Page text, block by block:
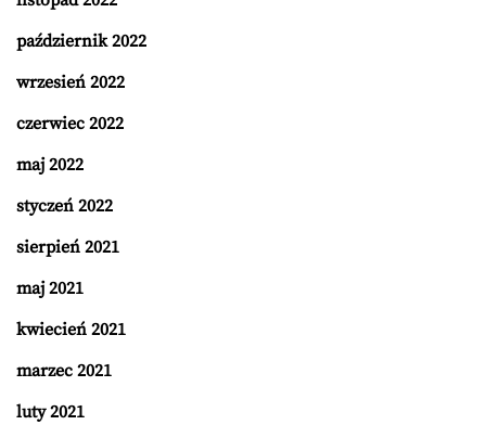
październik 2022
wrzesień 2022
czerwiec 2022
maj 2022
styczeń 2022
sierpień 2021
maj 2021
kwiecień 2021
marzec 2021
luty 2021